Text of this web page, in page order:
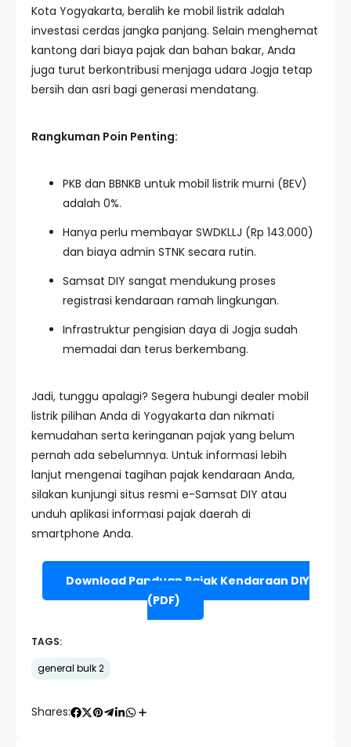
Kota Yogyakarta, beralih ke mobil listrik adalah
investasi cerdas jangka panjang. Selain menghemat
kantong dari biaya pajak dan bahan bakar, Anda
juga turut berkontribusi menjaga udara Jogja tetap
bersih dan asri bagi generasi mendatang.
Rangkuman Poin Penting:
PKB dan BBNKB untuk mobil listrik murni (BEV)
adalah 0%.
Hanya perlu membayar SWDKLLJ (Rp 143.000)
dan biaya admin STNK secara rutin.
Samsat DIY sangat mendukung proses
registrasi kendaraan ramah lingkungan.
Infrastruktur pengisian daya di Jogja sudah
memadai dan terus berkembang.
Jadi, tunggu apalagi? Segera hubungi dealer mobil
listrik pilihan Anda di Yogyakarta dan nikmati
kemudahan serta keringanan pajak yang belum
pernah ada sebelumnya. Untuk informasi lebih
lanjut mengenai tagihan pajak kendaraan Anda,
silakan kunjungi situs resmi e-Samsat DIY atau
unduh aplikasi informasi pajak daerah di
smartphone Anda.
Download Panduan Pajak Kendaraan DIY
(PDF)
TAGS:
general bulk 2
Shares: